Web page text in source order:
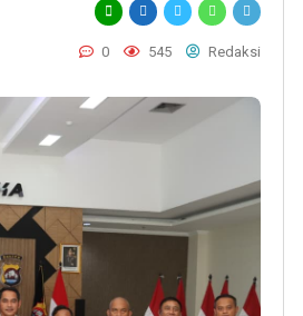
0 545 Redaksi